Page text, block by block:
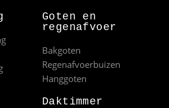
Goten en
regenafvoer
Bakgoten
Regenafvoerbuizen
Hanggoten
Daktimmer